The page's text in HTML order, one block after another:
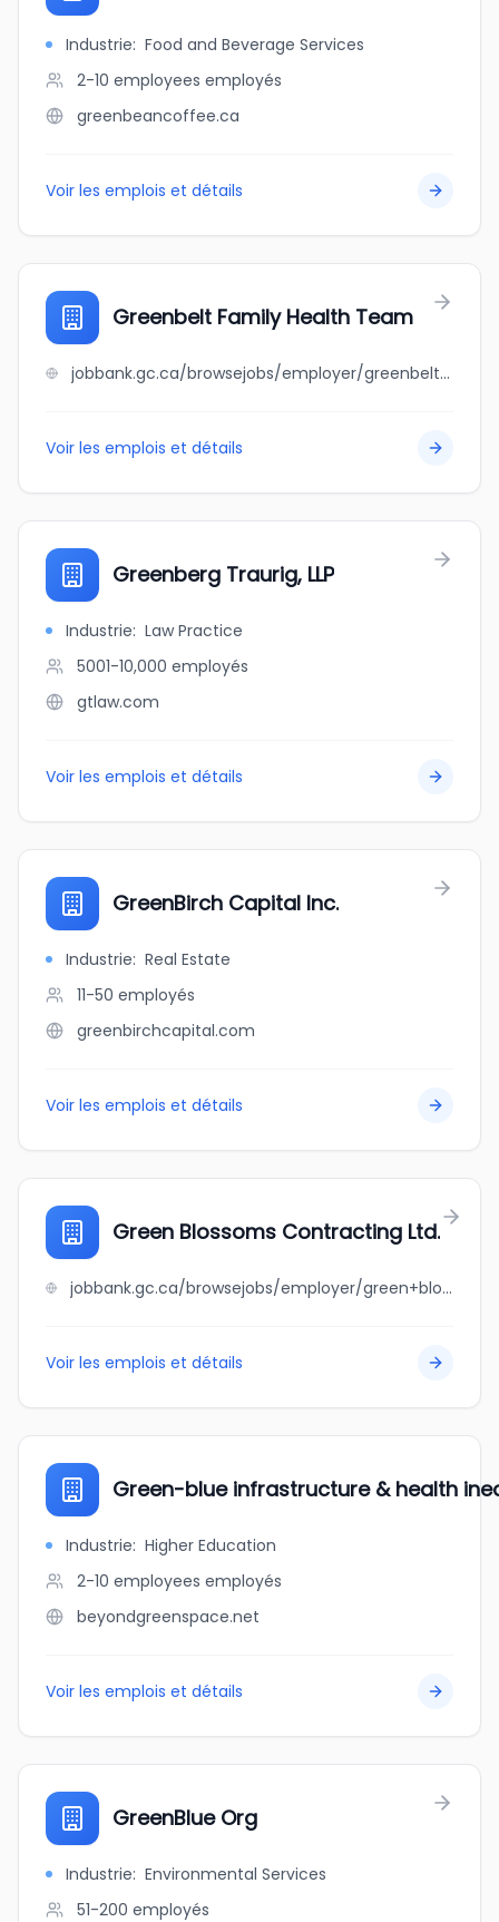
Industrie: Food and Beverage Services
2-10 employees employés
greenbeancoffee.ca
Voir les emplois et détails
Greenbelt Family Health Team
jobbank.gc.ca/browsejobs/employer/greenbelt+family+health+team/ca
Voir les emplois et détails
Greenberg Traurig, LLP
Industrie: Law Practice
5001-10,000 employés
gtlaw.com
Voir les emplois et détails
GreenBirch Capital Inc.
Industrie: Real Estate
11-50 employés
greenbirchcapital.com
Voir les emplois et détails
Green Blossoms Contracting Ltd.
jobbank.gc.ca/browsejobs/employer/green+blossoms+contracting+ltd./ca
Voir les emplois et détails
Green-blue infrastructure & health
Industrie: Higher Education
2-10 employees employés
beyondgreenspace.net
Voir les emplois et détails
GreenBlue Org
Industrie: Environmental Services
51-200 employés